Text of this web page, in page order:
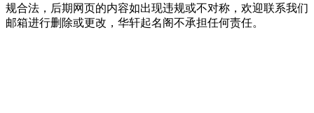
规合法，后期网页的内容如出现违规或不对称，欢迎联系我们
邮箱进行删除或更改，华轩起名阁不承担任何责任。